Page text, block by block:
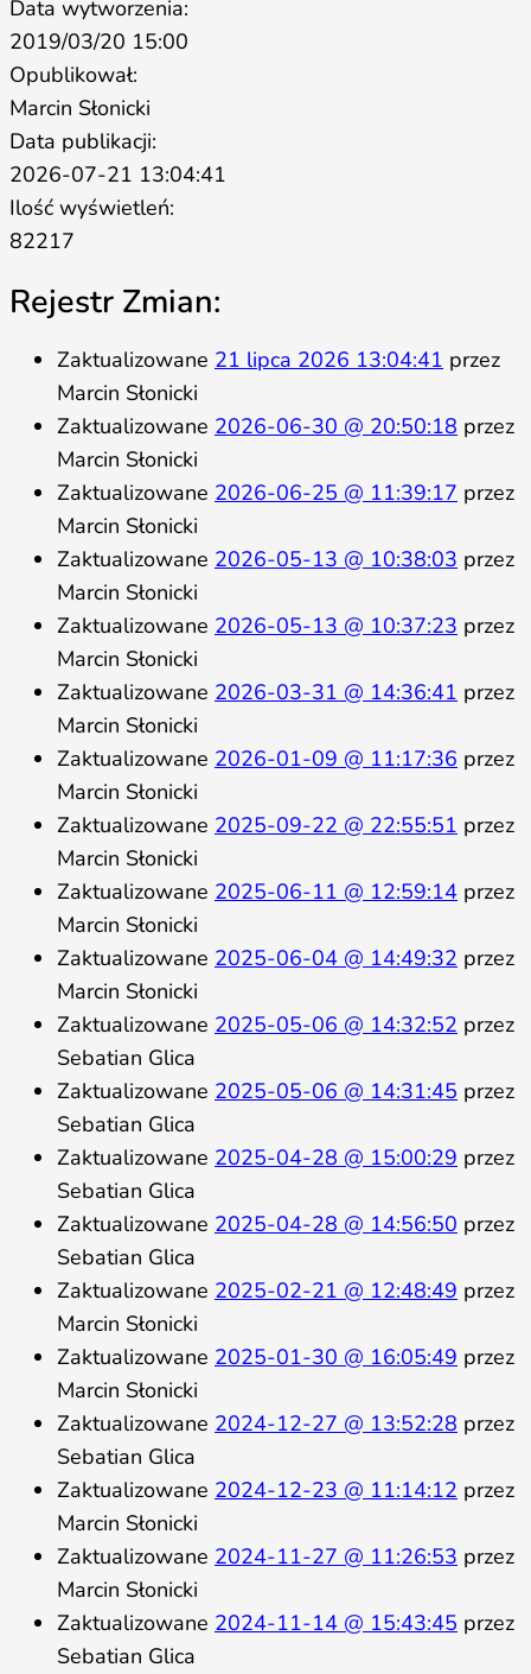
Data wytworzenia:
2019/03/20 15:00
Opublikował:
Marcin Słonicki
Data publikacji:
2026-07-21 13:04:41
Ilość wyświetleń:
82217
Rejestr Zmian:
Zaktualizowane 21 lipca 2026 13:04:41 przez
Marcin Słonicki
Zaktualizowane 2026-06-30 @ 20:50:18 przez
Marcin Słonicki
Zaktualizowane 2026-06-25 @ 11:39:17 przez
Marcin Słonicki
Zaktualizowane 2026-05-13 @ 10:38:03 przez
Marcin Słonicki
Zaktualizowane 2026-05-13 @ 10:37:23 przez
Marcin Słonicki
Zaktualizowane 2026-03-31 @ 14:36:41 przez
Marcin Słonicki
Zaktualizowane 2026-01-09 @ 11:17:36 przez
Marcin Słonicki
Zaktualizowane 2025-09-22 @ 22:55:51 przez
Marcin Słonicki
Zaktualizowane 2025-06-11 @ 12:59:14 przez
Marcin Słonicki
Zaktualizowane 2025-06-04 @ 14:49:32 przez
Marcin Słonicki
Zaktualizowane 2025-05-06 @ 14:32:52 przez
Sebatian Glica
Zaktualizowane 2025-05-06 @ 14:31:45 przez
Sebatian Glica
Zaktualizowane 2025-04-28 @ 15:00:29 przez
Sebatian Glica
Zaktualizowane 2025-04-28 @ 14:56:50 przez
Sebatian Glica
Zaktualizowane 2025-02-21 @ 12:48:49 przez
Marcin Słonicki
Zaktualizowane 2025-01-30 @ 16:05:49 przez
Marcin Słonicki
Zaktualizowane 2024-12-27 @ 13:52:28 przez
Sebatian Glica
Zaktualizowane 2024-12-23 @ 11:14:12 przez
Marcin Słonicki
Zaktualizowane 2024-11-27 @ 11:26:53 przez
Marcin Słonicki
Zaktualizowane 2024-11-14 @ 15:43:45 przez
Sebatian Glica